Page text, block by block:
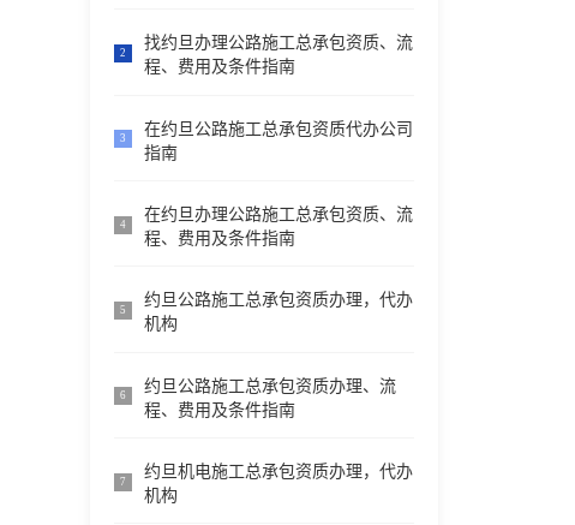
2
找约旦办理公路施工总承包资质、流
程、费用及条件指南
3
在约旦公路施工总承包资质代办公司
指南
4
在约旦办理公路施工总承包资质、流
程、费用及条件指南
5
约旦公路施工总承包资质办理，代办
机构
6
约旦公路施工总承包资质办理、流
程、费用及条件指南
7
约旦机电施工总承包资质办理，代办
机构